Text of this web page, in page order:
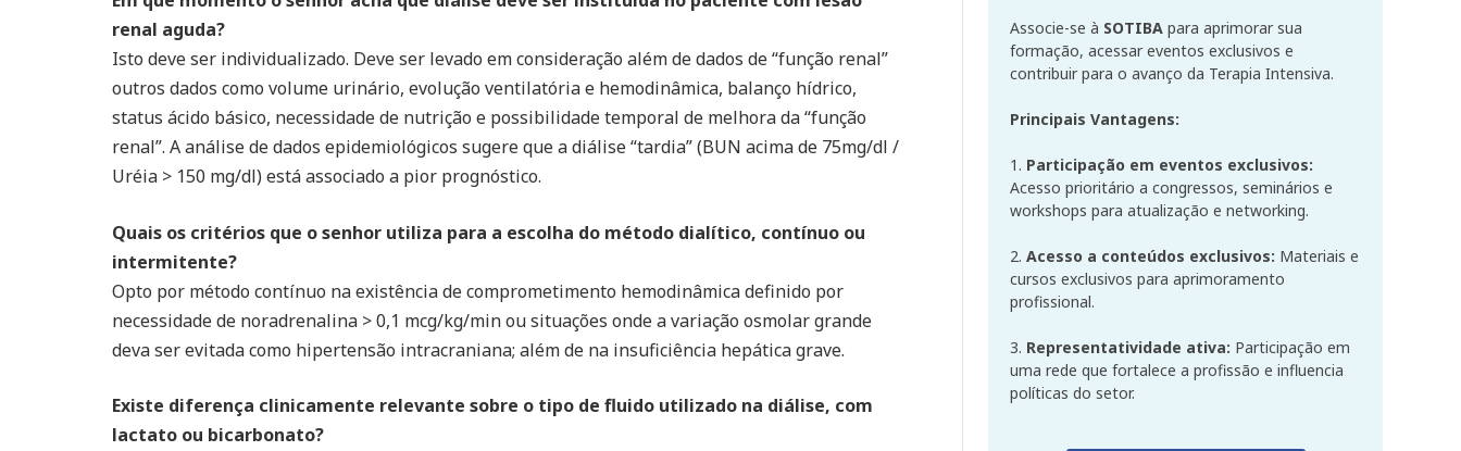
renal aguda?
Isto deve ser individualizado. Deve ser levado em consideração além de dados de “função renal”
outros dados como volume urinário, evolução ventilatória e hemodinâmica, balanço hídrico,
status ácido básico, necessidade de nutrição e possibilidade temporal de melhora da “função
renal”. A análise de dados epidemiológicos sugere que a diálise “tardia” (BUN acima de 75mg/dl /
Uréia > 150 mg/dl) está associado a pior prognóstico.
Quais os critérios que o senhor utiliza para a escolha do método dialítico, contínuo ou
intermitente?
Opto por método contínuo na existência de comprometimento hemodinâmica definido por
necessidade de noradrenalina > 0,1 mcg/kg/min ou situações onde a variação osmolar grande
deva ser evitada como hipertensão intracraniana; além de na insuficiência hepática grave.
Existe diferença clinicamente relevante sobre o tipo de fluido utilizado na diálise, com
lactato ou bicarbonato?
Associe-se à SOTIBA para aprimorar sua
formação, acessar eventos exclusivos e
contribuir para o avanço da Terapia Intensiva.
Principais Vantagens:
1. Participação em eventos exclusivos:
Acesso prioritário a congressos, seminários e
workshops para atualização e networking.
2. Acesso a conteúdos exclusivos: Materiais e
cursos exclusivos para aprimoramento
profissional.
3. Representatividade ativa: Participação em
uma rede que fortalece a profissão e influencia
políticas do setor.